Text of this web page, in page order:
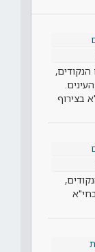
בצירוף